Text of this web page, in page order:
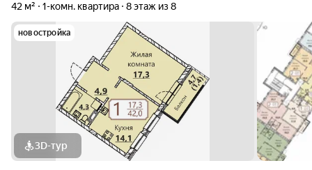
42 м²
1-комн. квартира 8 этаж из 8
новостройка
3D-тур